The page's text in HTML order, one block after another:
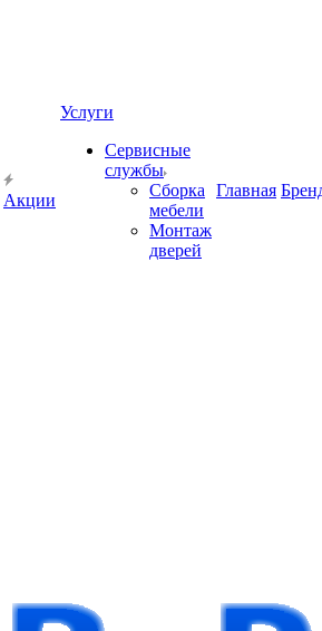
Акции
Услуги
Сервисные
службы
Сборка
мебели
Монтаж
дверей
Главная